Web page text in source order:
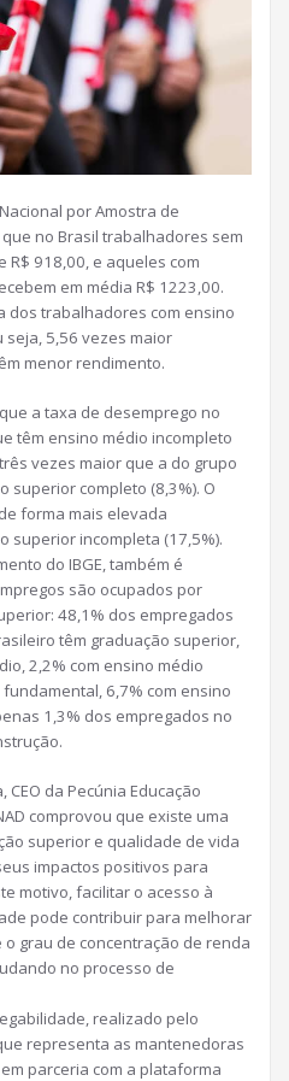
por Amostra de
que no Brasil trabalhadores sem
R$ 918,00, e aqueles com
em média R$ 1223,00.
dos trabalhadores com ensino
seja, 5,56 vezes maior
menor rendimento.
a taxa de desemprego no
têm ensino médio incompleto
vezes maior que a do grupo
superior completo (8,3%). O
forma mais elevada
superior incompleta (17,5%).
do IBGE, também é
são ocupados por
48,1% dos empregados
têm graduação superior,
2,2% com ensino médio
6,7% com ensino
1,3% dos empregados no
da Pecúnia Educação
comprovou que existe uma
superior e qualidade de vida
impactos positivos para
motivo, facilitar o acesso à
pode contribuir para melhorar
grau de concentração de renda
no processo de
realizado pelo
representa as mantenedoras
parceria com a plataforma